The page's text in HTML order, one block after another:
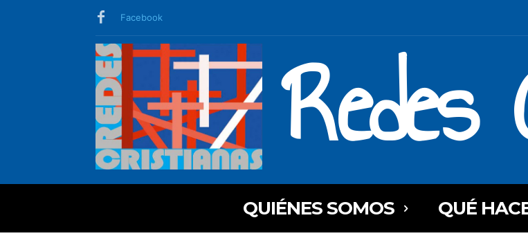
Facebook
QUIÉNES SOMOS QUÉ